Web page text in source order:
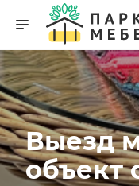
Выезд
объект